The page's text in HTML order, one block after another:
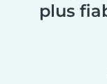
plus